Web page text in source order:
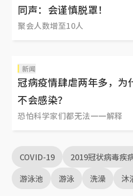
同声：会谨慎脱罩！
聚会人数增至10人
新闻
冠病疫情肆虐两年多，为
不会感染？
恐怕科学家们都无法一一解释
COVID-19 2019冠状病毒疾
游泳池
游泳 洗澡 沐